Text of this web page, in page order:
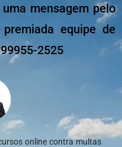
mensagem pelo
equipe de
2525
online contra multas